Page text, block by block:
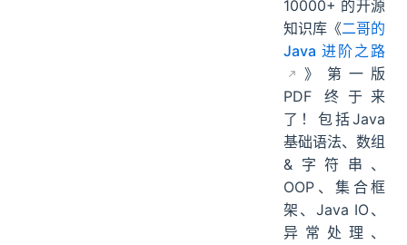
10000+ 的开源
知识库《二哥的
Java 进阶之路
》第一版
PDF 终于来
了！包括Java
基础语法、数组
&字符串、
OOP、集合框
架、Java IO、
异常处理、